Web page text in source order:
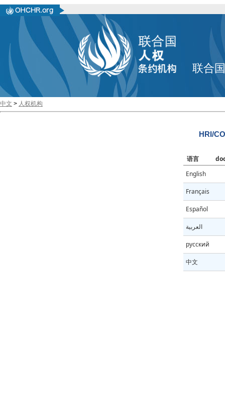
联合
中文 > 人权机构
HRI/
语言
English
Français
Español
العربية
русский
中文